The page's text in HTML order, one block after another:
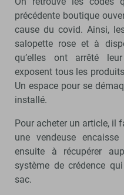
précédente boutique
cause du covid. Ainsi,
salopette rose et à
qu’elles ont arrêté
exposent tous les
Un espace pour se
installé.
Pour acheter un article, il
une vendeuse
ensuite à récupérer
système de crédence
sac.